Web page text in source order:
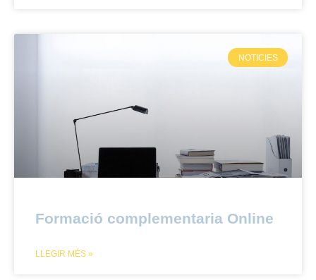
NOTICIES
Formació complementaria Online
LLEGIR MÉS »